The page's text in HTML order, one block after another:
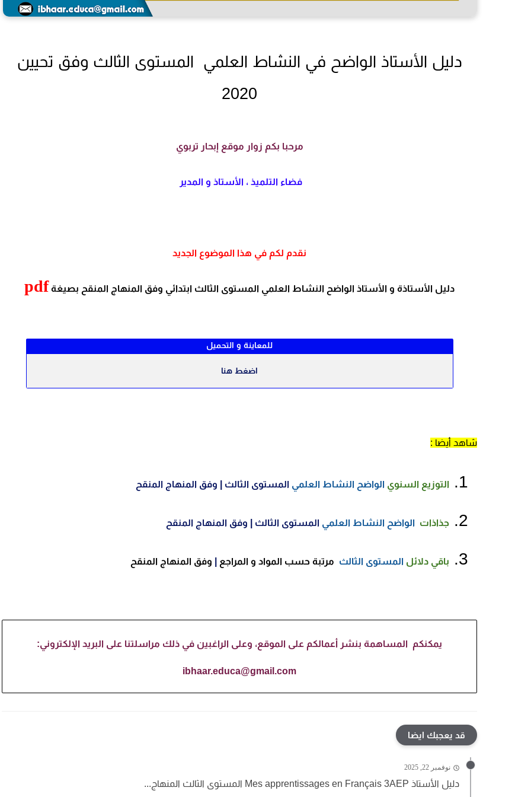
دليل الأستاذ الواضح في النشاط العلمي المستوى الثالث وفق تحيين
2020
مرحبا بكم زوار موقع إبحار تربوي
فضاء التلميذ ، الأستاذ و المدير
نقدم لكم في هذا الموضوع الجديد
دليل الأستاذة و الأستاذ الواضح النشاط العلمي المستوى الثالث ابتدائي وفق المنهاج المنقح بصيغة pdf
للمعاينة و التحميل
اضغط هنا
شاهد أيضا :
التوزيع السنوي الواضح النشاط العلمي المستوى الثالث | وفق المنهاج المنقح
جذاذات الواضح النشاط العلمي المستوى الثالث | وفق المنهاج المنقح
باقي دلائل المستوى الثالث مرتبة حسب المواد و المراجع وفق المنهاج المنقح
يمكنكم المساهمة بنشر أعمالكم على الموقع، وعلى الراغبين في ذلك مراسلتنا على البريد الإلكتروني:
ibhaar.educa@gmail.com
قد يعجبك ايضا
نوفمبر 22, 2025
دليل الأستاذ Mes apprentissages en Français 3AEP المستوى الثالث المنهاج...